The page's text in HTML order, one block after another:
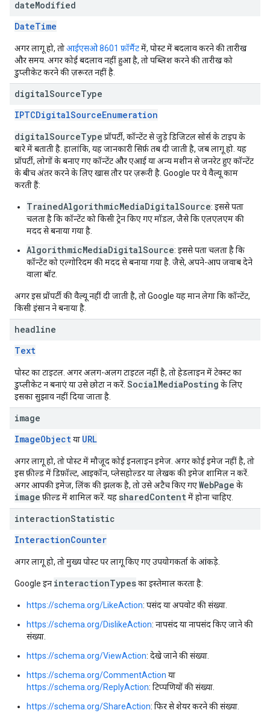
dateModified
DateTime
अगर लागू हो, तोआईएसओ 8601 फ़ॉर्मैटमें, पोस्ट में बदलाव करने की तारीख
और समय. अगर कोई बदलाव नहीं हुआ है, तो पब्लिश करने की तारीख को
डुप्लीकेट करने की ज़रूरत नहीं है.
digitalSourceType
IPTCDigitalSourceEnumeration
digitalSourceType प्रॉपर्टी, कॉन्टेंट से जुड़े डिजिटल सोर्स के टाइप के
बारे में बताती है. हालांकि, यह जानकारी सिर्फ़ तब दी जाती है, जब लागू हो. यह
प्रॉपर्टी, लोगों के बनाए गए कॉन्टेंट और एआई या अन्य मशीन से जनरेट हुए कॉन्टेंट
के बीच अंतर करने के लिए खास तौर पर ज़रूरी है. Google पर ये वैल्यू काम
करती हैं:
TrainedAlgorithmicMediaDigitalSource: इससे पता
चलता है कि कॉन्टेंट को किसी ट्रेन किए गए मॉडल, जैसे कि एलएलएम की
मदद से बनाया गया है.
AlgorithmicMediaDigitalSource: इससे पता चलता है कि
कॉन्टेंट को एल्गोरिदम की मदद से बनाया गया है. जैसे, अपने-आप जवाब देने
वाला बॉट.
अगर इस प्रॉपर्टी की वैल्यू नहीं दी जाती है, तो Google यह मान लेगा कि कॉन्टेंट,
किसी इंसान ने बनाया है.
headline
Text
पोस्ट का टाइटल. अगर अलग-अलग टाइटल नहीं है, तो हेडलाइन में टेक्स्ट का
डुप्लीकेट न बनाएं या उसे छोटा न करें. SocialMediaPosting के लिए
इसका सुझाव नहीं दिया जाता है.
image
ImageObject या URL
अगर लागू हो, तो पोस्ट में मौजूद कोई इनलाइन इमेज. अगर कोई इमेज नहीं है, तो
इस फ़ील्ड में डिफ़ॉल्ट, आइकॉन, प्लेसहोल्डर या लेखक की इमेज शामिल न करें.
अगर आपकी इमेज, लिंक की झलक है, तो उसे अटैच किए गएWebPage के
image फ़ील्ड में शामिल करें. यह sharedContent में होना चाहिए.
interactionStatistic
InteractionCounter
अगर लागू हो, तो मुख्य पोस्ट पर लागू किए गए उपयोगकर्ता के आंकड़े.
Google इन interactionTypesका इस्तेमाल करता है:
https://schema.org/LikeAction: पसंद या अपवोट की संख्या.
https://schema.org/DislikeAction: नापसंद या नापसंद किए जाने की
संख्या.
https://schema.org/ViewAction: देखे जाने की संख्या.
https://schema.org/CommentAction या
https://schema.org/ReplyAction: टिप्पणियों की संख्या.
https://schema.org/ShareAction: फिर से शेयर करने की संख्या.